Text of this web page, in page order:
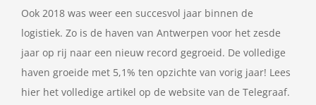
Ook 2018 was weer een succesvol jaar binnen de
logistiek. Zo is de haven van Antwerpen voor het zesde
jaar op rij naar een nieuw record gegroeid. De volledige
haven groeide met 5,1% ten opzichte van vorig jaar! Lees
hier het volledige artikel op de website van de Telegraaf.